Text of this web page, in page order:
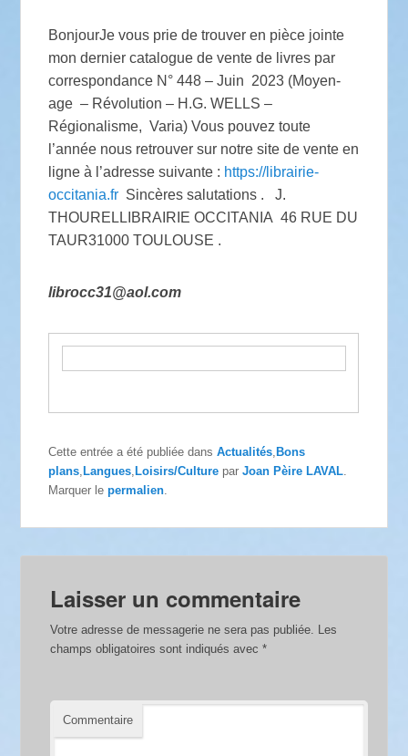
BonjourJe vous prie de trouver en pièce jointe
mon dernier catalogue de vente de livres par
correspondance N° 448 – Juin 2023 (Moyen-
age – Révolution – H.G. WELLS –
Régionalisme, Varia) Vous pouvez toute
l’année nous retrouver sur notre site de vente en
ligne à l’adresse suivante : https://librairie-
occitania.fr Sincères salutations . J.
THOURELLIBRAIRIE OCCITANIA 46 RUE DU
TAUR31000 TOULOUSE .
librocc31@aol.com
Cette entrée a été publiée dansActualités ,Bons
plans ,Langues ,Loisirs/Culture parJoan Pèire LAVAL
Marquer lepermalien
Laisser un commentaire
Votre adresse de messagerie ne sera pas publiée. Les
champs obligatoires sont indiqués avec*
Commentaire